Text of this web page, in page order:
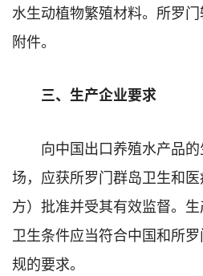
水生动植物繁殖材料。所罗
附件。
三、生产企业要求
向中国出口养殖水产品
场，应获所罗门群岛卫生和
方）批准并受其有效监督。
卫生条件应当符合中国和所
规的要求。